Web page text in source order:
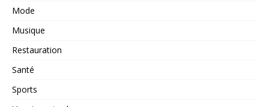
Mode
Musique
Restauration
Santé
Sports